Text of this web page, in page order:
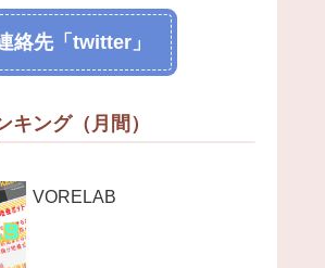
絡先「twitter」
キング（月間）
VORELAB